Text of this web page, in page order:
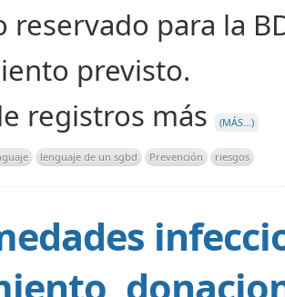
reservado para la
previsto.
registros más
(MÁS…)
lenguaje de un sgbd Prevención riesgos